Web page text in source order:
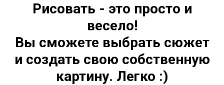
Рисовать - это просто и
весело!
Вы сможете выбрать сюжет
и создать свою собственную
картину. Легко :)